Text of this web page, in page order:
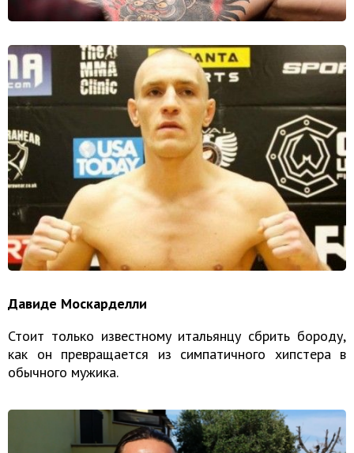
Давиде Москарделли
Стоит только известному итальянцу сбрить бороду,
как он превращается из симпатичного хипстера в
обычного мужика.